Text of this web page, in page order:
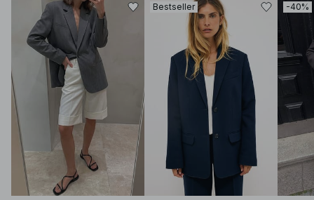
Bestseller -40%